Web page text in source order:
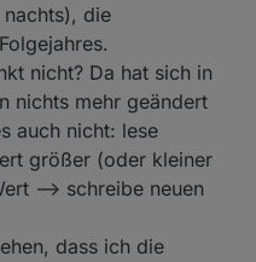
die
nicht? Da hat sich in
nichts mehr geändert
auch nicht: lese
größer (oder kleiner
--> schreibe neuen
dass ich die